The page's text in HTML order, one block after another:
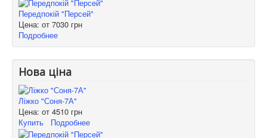
Передпокій "Персей"
Цена: от 7030 грн
Подробнее
Нова ціна
Ліжко "Соня-7А"
Цена: от 4510 грн
Купить
Подробнее